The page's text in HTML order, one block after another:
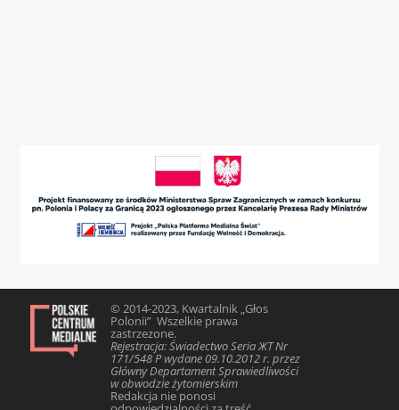
© 2014-2023, Kwartalnik „Głos
Polonii” Wszelkie prawa
zastrzezone.
Rejestracja: Świadectwo Seria ЖТ Nr
171/548 Р wydane 09.10.2012 r. przez
Główny Departament Sprawiedliwości
w obwodzie żytomierskim
Redakcja nie ponosi